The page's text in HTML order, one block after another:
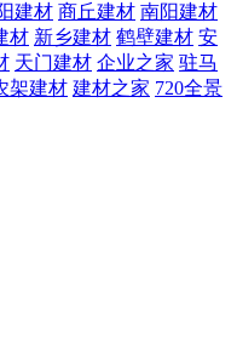
建材 商丘建材 南阳建材
材 新乡建材 鹤壁建材 安
天门建材 企业之家 驻马
架建材 建材之家 720全景